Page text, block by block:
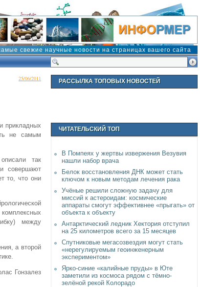
свежие научные новости на страницах вашего сайта
25/06/2011
прикладных
не самым
так
совершают
то, что они
между
а второй
Гонзалез
РАССЫЛКА ТОПОВЫХ НОВОСТЕЙ
ЧИТАТЕЛЬСКИЙ ТОП
В Помпеях у жертвы извержения Везувия
нашли набор врача
Белок восстановления ДНК может стать
ключом к новым методам лечения рака
Учёные решили сложную задачу для
миссий к астероидам: космические
аппараты смогут эффективнее «прыгать» от
объекта к объекту
Антарктический ледник Хектория отступил
на 25 километров всего за 15 месяцев
Спутниковые мегасозвездия могут стать
«нерегулируемым геоинженерным
экспериментом»
Ярко-синие «калийные пруды» в Юте
заметили из космоса рядом с тёмно-
зелёной рекой Колорадо